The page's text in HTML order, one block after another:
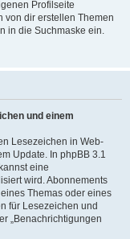
Profilseite
von dir erstellen Themen
in die Suchmaske ein.
und einem
Lesezeichen in Web-
Update. In phpBB 3.1
eine
wird. Abonnements
Themas oder eines
für Lesezeichen und
„Benachrichtigungen